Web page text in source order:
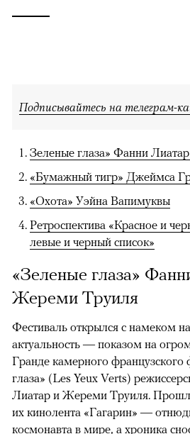
Подписывайтесь на телеграм-
Зеленые глаза» Фанни
«Бумажный тигр» Джеймса
«Охота» Уэйна Вапимуквы
Ретроспектива «Красное и
левые и черный список»
«Зеленые глаза»
Жереми Труиля
Фестиваль открылся с намеком
актуальность — показом на
Гранде камерного
глаза» (Les Yeux Verts)
Лиатар и Жереми Труиля.
их кинолента «Гагарин» —
космонавта в мире, а хроника